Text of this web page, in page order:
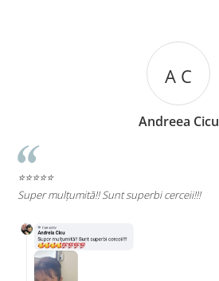
A C
Andreea Cicu
⭐⭐⭐⭐⭐
Super mulțumită!! Sunt superbi cerceii!!!